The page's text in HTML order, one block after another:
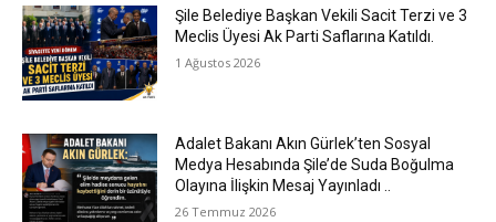
Şile Belediye Başkan Vekili Sacit Terzi ve 3
Meclis Üyesi Ak Parti Saflarına Katıldı.
1 Ağustos 2026
Adalet Bakanı Akın Gürlek’ten Sosyal
Medya Hesabında Şile’de Suda Boğulma
Olayına İlişkin Mesaj Yayınladı ..
26 Temmuz 2026